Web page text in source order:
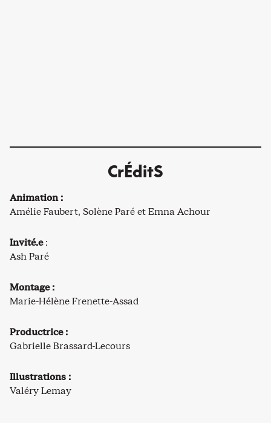
CrÉditS
Animation :
Amélie Faubert, Solène Paré et Emna Achour
Invité.e:
Ash Paré
Montage :
Marie-Hélène Frenette-Assad
Productrice :
Gabrielle Brassard-Lecours
Illustrations :
Valéry Lemay